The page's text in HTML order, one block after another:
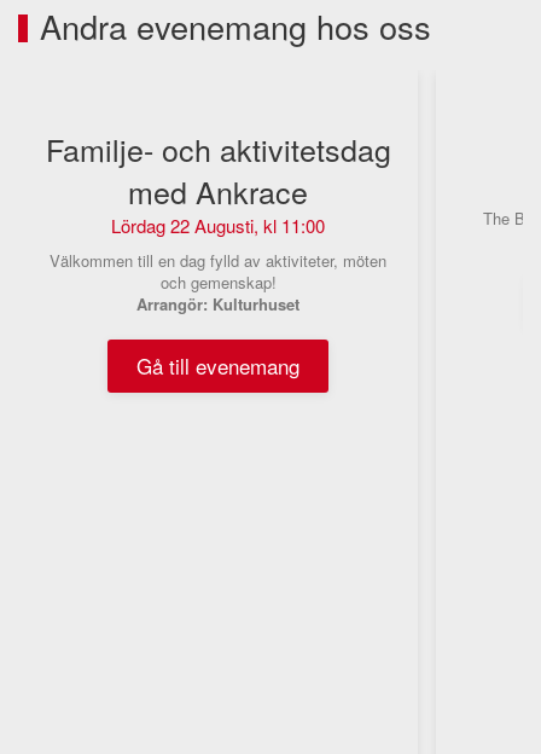
Andra evenemang hos oss
Familje- och aktivitetsdag
med Ankrace
Lördag 22 Augusti, kl 11:00
Välkommen till en dag fylld av aktiviteter, möten
och gemenskap!
Arrangör: Kulturhuset
Gå till evenemang
The